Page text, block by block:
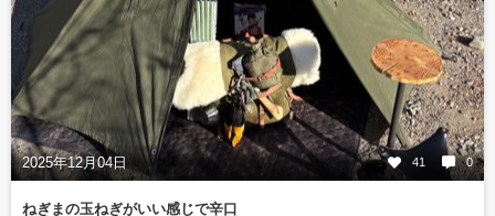
2025年12月04日 41 0
ねぎまの玉ねぎがいい感じで辛口